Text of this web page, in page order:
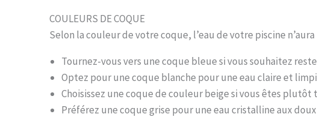
COULEURS DE COQUE
Selon la couleur de votre coque, l’eau de votre piscine
Tournez-vous vers une coque bleue si vous souhaitez
Optez pour une coque blanche pour une eau claire et
Choisissez une coque de couleur beige si vous êtes
Préférez une coque grise pour une eau cristalline aux